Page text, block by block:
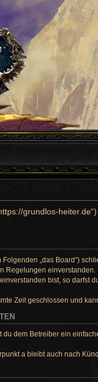
grundlos-
Folgenden „das Board“)
Regelungen einverstanden.
bist, so darfst
Zeit geschlossen und
du dem Betreiber ein
a bleibt auch nach